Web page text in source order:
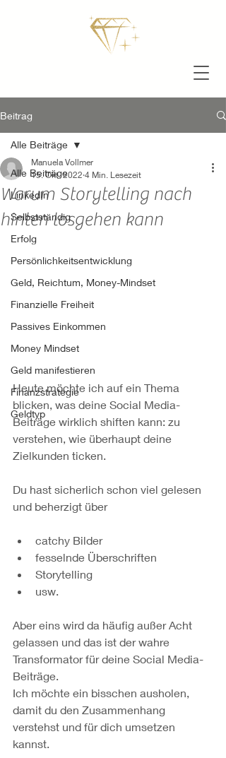
Beitrag
Alle Beiträge
LinkedIn
Selbstständig
Erfolg
Persönlichkeitsentwicklung
Geld, Reichtum, Money-Mindset
Finanzielle Freiheit
Passives Einkommen
Money Mindset
Geld manifestieren
Finanzstrategie
Geldtyp
Alle Beiträge
Warum Storytelling nach
hinten losgehen kann
Manuela Vollmer
15. Okt. 2022 4 Min. Lesezeit
Heute möchte ich auf ein Thema
blicken, was deine Social Media-
Beiträge wirklich shiften kann: zu
verstehen, wie überhaupt deine
Zielkunden ticken.
Du hast sicherlich schon viel gelesen
und beherzigt über
catchy Bilder
fesselnde Überschriften
Storytelling
usw.
Aber eins wird da häufig außer Acht
gelassen und das ist der wahre
Transformator für deine Social Media-
Beiträge.
Ich möchte ein bisschen ausholen,
damit du den Zusammenhang
verstehst und für dich umsetzen
kannst.